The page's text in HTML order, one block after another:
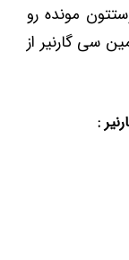
مونده رو
سی گارنیر از
: